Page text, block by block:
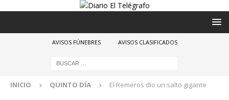
AVISOS FÚNEBRES AVISOS CLASIFICADOS
INICIO QUINTO DÍA El Remeros dio un salto gigante